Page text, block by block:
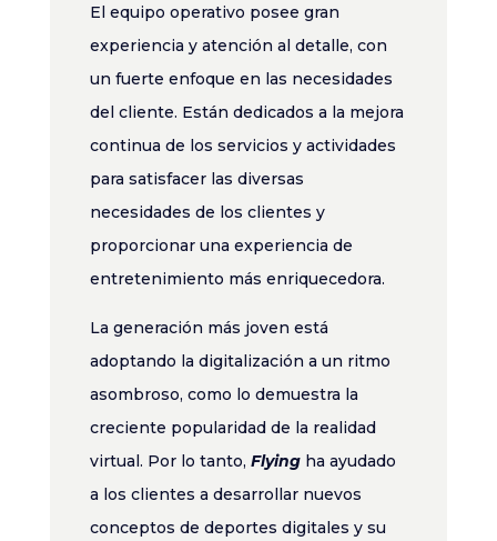
El equipo operativo posee gran
experiencia y atención al detalle, con
un fuerte enfoque en las necesidades
del cliente. Están dedicados a la mejora
continua de los servicios y actividades
para satisfacer las diversas
necesidades de los clientes y
proporcionar una experiencia de
entretenimiento más enriquecedora.
La generación más joven está
adoptando la digitalización a un ritmo
asombroso, como lo demuestra la
creciente popularidad de la realidad
virtual. Por lo tanto, Flyingha ayudado
a los clientes a desarrollar nuevos
conceptos de deportes digitales y su